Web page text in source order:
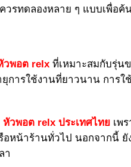
วรทดลองหลาย ๆ แบบเพื่อ
วพอต relx ที่เหมาะสมกับรุ่น
การใช้งานที่ยาวนาน การ
หัวพอต relx ประเทศไทย เพ
อหน้าร้านทั่วไป นอกจากนี้
า